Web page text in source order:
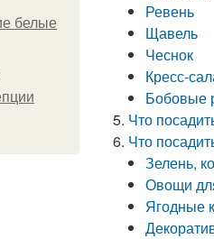
белые
Ревень
Щавель
Чеснок
Кресс-
Бобовые
Что
Что
Зелень,
Овощи
Ягодные